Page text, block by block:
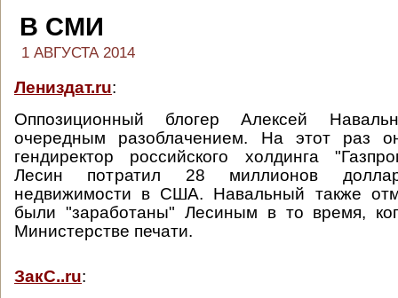
В СМИ
1 АВГУСТА 2014
Лениздат.ru:
Оппозиционный блогер Алексей
очередным разоблачением. На этот раз
гендиректор российского холдинга
Лесин потратил 28 миллионов
недвижимости в США. Навальный также
были "заработаны" Лесиным в то время,
Министерстве печати.
ЗакС..ru: